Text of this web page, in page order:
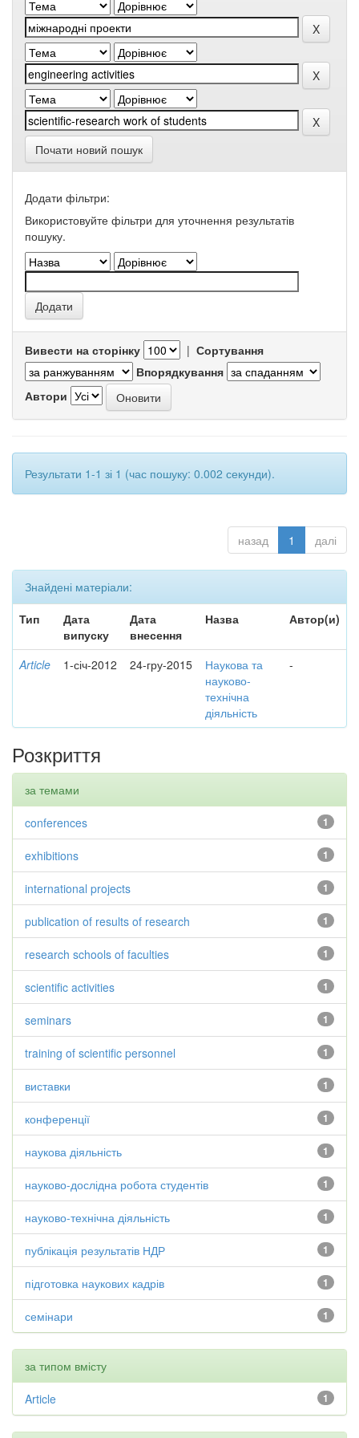
Почати новий пошук
Додати фільтри:
Використовуйте фільтри для уточнення результатів
пошуку.
Вивести на сторінку | Сортування
Впорядкування
Автори
Результати 1-1 зі 1 (час пошуку: 0.002 секунди).
назад 1 далі
Знайдені матеріали:
Тип
Дата
випуску
Дата
внесення
Назва Автор(и)
Article 1-січ-2012 24-гру-2015
Наукова та
науково-
технічна
діяльність
-
Розкриття
за темами
1
conferences
1
exhibitions
1
international projects
1
publication of results of research
1
research schools of faculties
1
scientific activities
1
seminars
1
training of scientific personnel
1
виставки
1
конференції
1
наукова діяльність
1
науково-дослідна робота студентів
1
науково-технічна діяльність
1
публікація результатів НДР
1
підготовка наукових кадрів
1
семінари
за типом вмісту
1
Article